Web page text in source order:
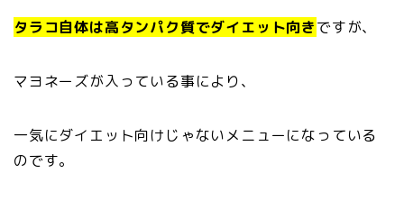
タラコ自体は高タンパク質でダイエット向きですが、
マヨネーズが入っている事により、
一気にダイエット向けじゃないメニューになっている
のです。